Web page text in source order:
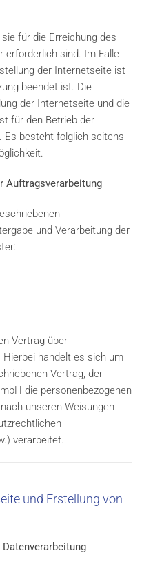
für die Erreichung des
erforderlich sind. Im Falle
der Internetseite ist
beendet ist. Die
der Internetseite und die
für den Betrieb der
Es besteht folglich seitens
Auftragsverarbeitung
und Verarbeitung der
Vertrag über
handelt es sich um
Vertrag, der
die personenbezogenen
unseren Weisungen
verarbeitet.
und Erstellung von